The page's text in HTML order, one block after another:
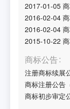
2017-01-05
2016-02-04
2016-02-04
2015-10-22
商标公告
注册商标续展
商标注册公告
商标初步审定